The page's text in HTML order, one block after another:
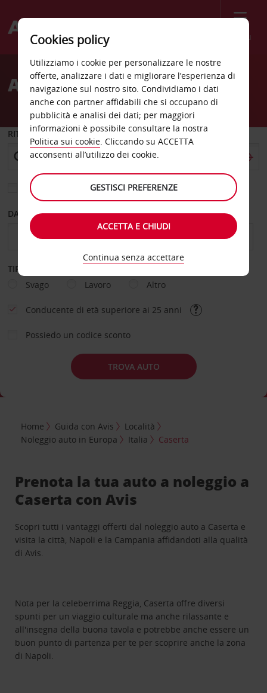
Menù
Welcome
AvisAUTONOLEGGIO CASERTA
RITIRO DA
Scegli una località di riconsegna diversa
DAL GIORNO AL GIORNO
TIPOLOGIA DI NOLEGGIO
Svago
Lavoro Altro
Conducente di età superiore ai 25 anni
Possiedo un codice sconto
TROVA AUTO
Home Guida con Avis
Località
Noleggio auto in Europa
Italia Caserta
Prenota la tua auto a noleggio a
Caserta con Avis
Scopri tutti i vantaggi offerti dal noleggio auto a Caserta e
visita la città, Napoli e la Campania affidandoti alla qualità
di Avis.
Nota per la celeberrima Reggia, Caserta offre diversi
spunti per un viaggio culturale ma anche rilassante e
all'insegna della buona tavola e potrebbe anche essere un
buon punto di partenza per te per scoprire anche la zona
di Napoli.
Cookies policy
Utilizziamo i cookie per personalizzare le nostre
offerte, analizzare i dati e migliorare l’esperienza di
navigazione sul nostro sito. Condividiamo i dati
anche con partner affidabili che si occupano di
pubblicità e analisi dei dati; per maggiori
informazioni è possibile consultare la nostra
Politica sui cookie. Cliccando su ACCETTA
acconsenti all’utilizzo dei cookie.
GESTISCI PREFERENZE
ACCETTA E CHIUDI
Continua senza accettare